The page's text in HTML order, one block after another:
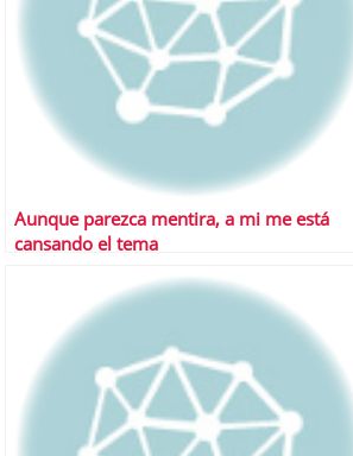
Aunque parezca mentira, a mi me está
cansando el tema